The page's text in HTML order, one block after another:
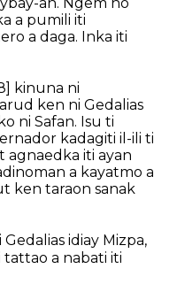
a pumili iti
a daga. Inka iti
kinuna ni
ken ni Gedalias
ni Safan. Isu ti
kadagiti il-ili ti
agnaedka iti ayan
a kayatmo a
ken taraon sanak
idiay Mizpa,
a nabati iti